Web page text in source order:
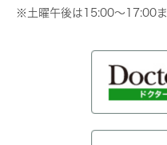
※土曜午後は15:00～17:00